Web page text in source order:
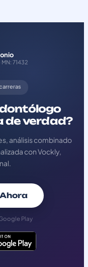
MN: 71432
de verdad?
análisis combinado
con Vockly,
Play